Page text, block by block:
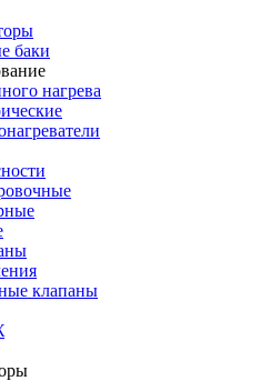
баки
нагрева
клапаны